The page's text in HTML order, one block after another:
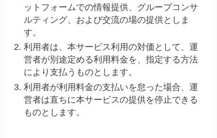
ットフォームでの情報提供、グループコンサ
ルティング、および交流の場の提供としま
す。
利用者は、本サービス利用の対価として、運
営者が別途定める利用料金を、指定する方法
により支払うものとします。
利用者が利用料金の支払いを怠った場合、運
営者は直ちに本サービスの提供を停止できる
ものとします。